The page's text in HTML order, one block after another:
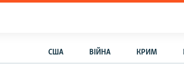
США ВІЙНА КРИМ